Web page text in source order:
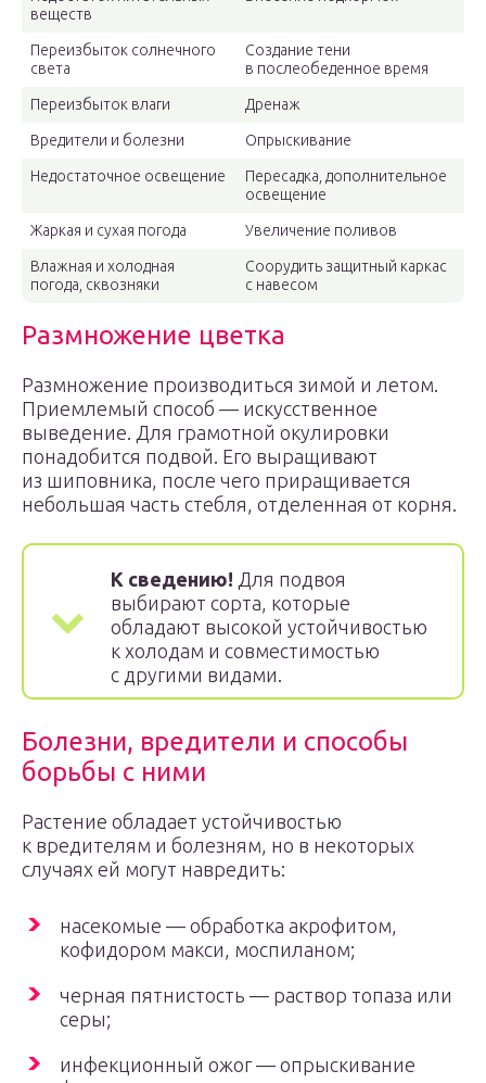
веществ
Переизбыток солнечного
света
Создание тени
в послеобеденное время
Переизбыток влаги Дренаж
Вредители и болезни Опрыскивание
Недостаточное освещение
Пересадка, дополнительное
освещение
Жаркая и сухая погода Увеличение поливов
Влажная и холодная
погода, сквозняки
Соорудить защитный каркас
с навесом
Размножение цветка
Размножение производиться зимой и летом.
Приемлемый способ — искусственное
выведение. Для грамотной окулировки
понадобится подвой. Его выращивают
из шиповника, после чего приращивается
небольшая часть стебля, отделенная от корня.
К сведению! Для подвоя
выбирают сорта, которые
обладают высокой устойчивостью
к холодам и совместимостью
с другими видами.
Болезни, вредители и способы
борьбы с ними
Растение обладает устойчивостью
к вредителям и болезням, но в некоторых
случаях ей могут навредить:
насекомые — обработка акрофитом,
кофидором макси, моспиланом;
черная пятнистость — раствор топаза или
серы;
инфекционный ожог — опрыскивание